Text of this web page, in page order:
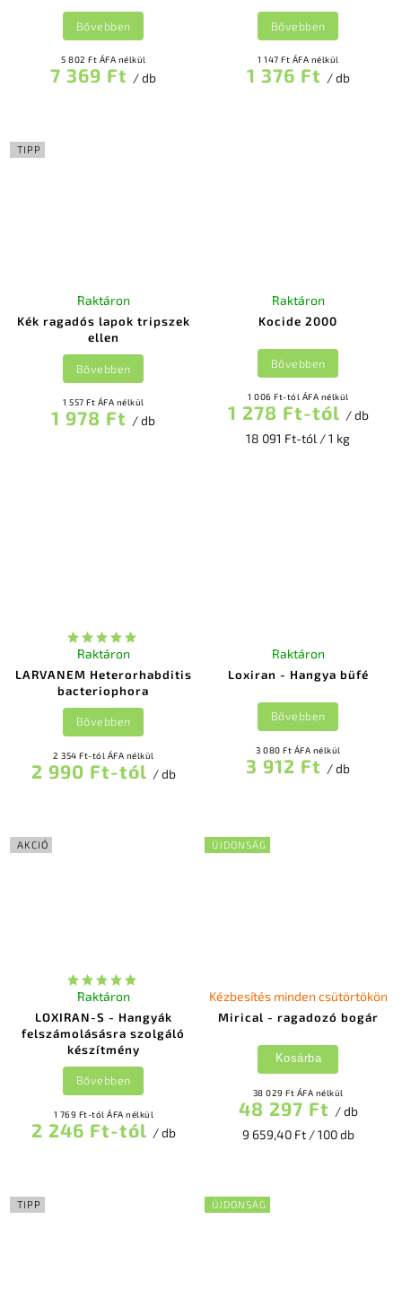
5 802 Ft ÁFA nélkül
7 369 Ft / db
Bővebben
1 147 Ft ÁFA nélkül
1 376 Ft / db
Bővebben
TIPP
Kék ragadós lapok tripszek
ellen
Raktáron
1 557 Ft ÁFA nélkül
1 978 Ft / db
Bővebben
Kocide 2000
Raktáron
1 006 Ft-tól ÁFA nélkül
1 278 Ft-tól / db
18 091 Ft-tól / 1 kg
Bővebben
LARVANEM Heterorhabditis
bacteriophora
Raktáron
2 354 Ft-tól ÁFA nélkül
2 990 Ft-tól / db
Bővebben
Loxiran - Hangya büfé
Raktáron
3 080 Ft ÁFA nélkül
3 912 Ft / db
Bővebben
AKCIÓ
LOXIRAN-S - Hangyák
felszámolásásra szolgáló
készítmény
Raktáron
1 769 Ft-tól ÁFA nélkül
2 246 Ft-tól / db
Bővebben
ÚJDONSÁG
Mirical - ragadozó bogár
Kézbesítés minden csütörtökön
38 029 Ft ÁFA nélkül
48 297 Ft / db
9 659,40 Ft / 100 db
Kosárba
TIPP ÚJDONSÁG